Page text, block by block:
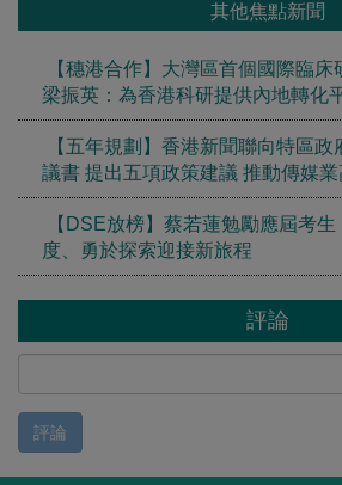
其他焦點新聞
【穗港合作】大灣區首個國際臨
梁振英：為香港科研提供內地轉化
【五年規劃】香港新聞聯向特區
議書 提出五項政策建議 推動傳媒
【DSE放榜】蔡若蓮勉勵應屆考
度、勇於探索迎接新旅程
評論
評論